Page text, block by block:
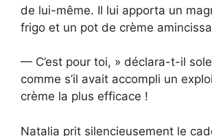
de lui-même. Il lui apporta un
frigo et un pot de crème
— C’est pour toi, » déclara-t-il
comme s’il avait accompli un
crème la plus efficace !
Natalia prit silencieusement le